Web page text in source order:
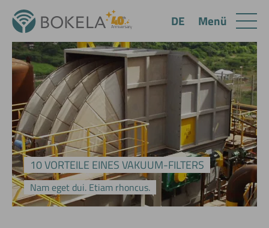
10 VORTEILE EINES VAKUUM-FILTERS
Nam eget dui. Etiam rhoncus.
Menü
DE